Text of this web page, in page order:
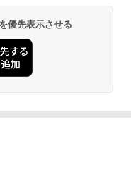
優先表示させる